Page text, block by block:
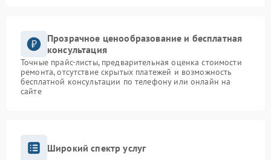
Прозрачное ценообразование и бесплатная
консультация
Точные прайс-листы, предварительная оценка стоимости
ремонта, отсутствие скрытых платежей и возможность
бесплатной консультации по телефону или онлайн на
сайте
Широкий спектр услуг